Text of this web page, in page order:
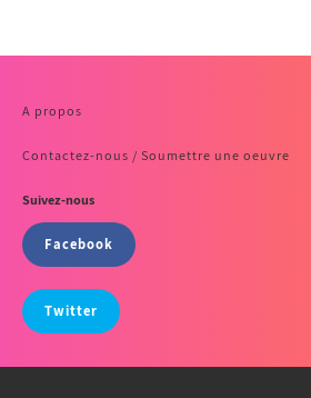
A propos
Contactez-nous / Soumettre une oeuvre
Suivez-nous
Facebook
Twitter